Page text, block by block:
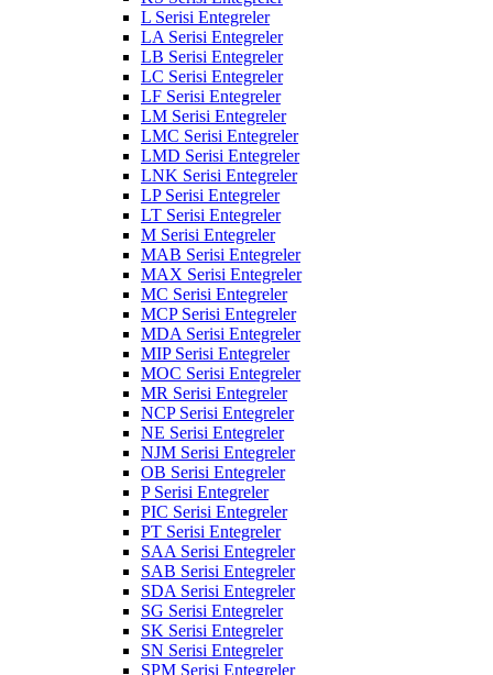
L Serisi Entegreler
LA Serisi Entegreler
LB Serisi Entegreler
LC Serisi Entegreler
LF Serisi Entegreler
LM Serisi Entegreler
LMC Serisi Entegreler
LMD Serisi Entegreler
LNK Serisi Entegreler
LP Serisi Entegreler
LT Serisi Entegreler
M Serisi Entegreler
MAB Serisi Entegreler
MAX Serisi Entegreler
MC Serisi Entegreler
MCP Serisi Entegreler
MDA Serisi Entegreler
MIP Serisi Entegreler
MOC Serisi Entegreler
MR Serisi Entegreler
NCP Serisi Entegreler
NE Serisi Entegreler
NJM Serisi Entegreler
OB Serisi Entegreler
P Serisi Entegreler
PIC Serisi Entegreler
PT Serisi Entegreler
SAA Serisi Entegreler
SAB Serisi Entegreler
SDA Serisi Entegreler
SG Serisi Entegreler
SK Serisi Entegreler
SN Serisi Entegreler
SPM Serisi Entegreler